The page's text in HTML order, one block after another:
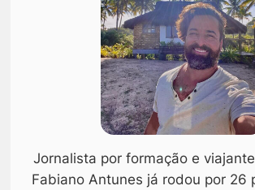
Jornalista por formação e
Fabiano Antunes já rodou por 26